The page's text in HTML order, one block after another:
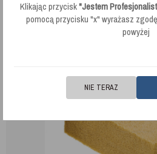
Klikając przycisk"Jestem
pomocą przycisku "x" wyrażasz
powyżej
NIE TERAZ